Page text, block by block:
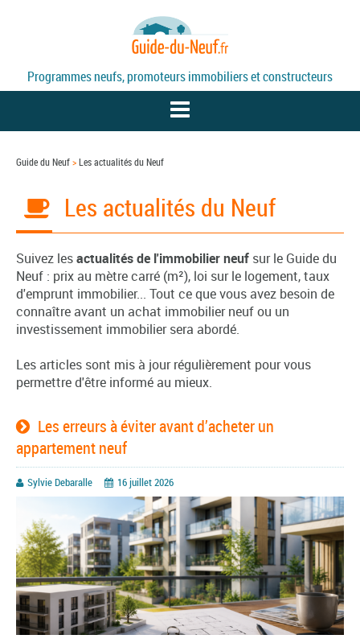
Programmes neufs, promoteurs immobiliers et constructeurs
PROMOTEURS
DÉFISCALISATION / LOI PINEL
ACTUALITÉS
Guide du Neuf>Les actualités du Neuf
Les actualités du Neuf
Suivez lesactualités de l'immobilier neuf sur le Guide du
Neuf : prix au mètre carré (m²), loi sur le logement, taux
d'emprunt immobilier... Tout ce que vous avez besoin de
connaître avant un achat immobilier neuf ou un
investissement immobilier sera abordé.
Les articles sont mis à jour régulièrement pour vous
permettre d'être informé au mieux.
Les erreurs à éviter avant d’acheter un
appartement neuf
Sylvie Debaralle 16 juillet 2026